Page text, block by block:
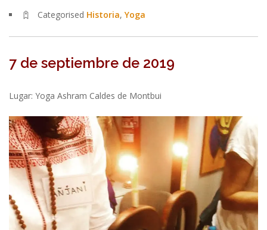
Categorised Historia,Yoga
7 de septiembre de 2019
Lugar: Yoga Ashram Caldes de Montbui